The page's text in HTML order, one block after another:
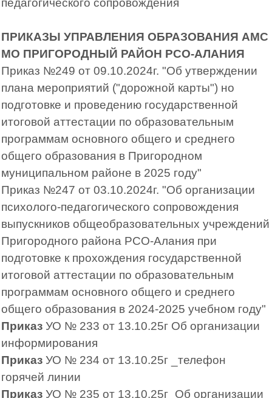
ПРИКАЗЫ УПРАВЛЕНИЯ ОБРАЗОВАНИЯ АМС
МО ПРИГОРОДНЫЙ РАЙОН РСО-АЛАНИЯ
Приказ №249 от 09.10.2024г. "Об утверждении
плана мероприятий ("дорожной карты") но
подготовке и проведению государственной
итоговой аттестации по образовательным
программам основного общего и среднего
общего образования в Пригородном
муниципальном районе в 2025 году"
Приказ №247 от 03.10.2024г. "Об организации
психолого-педагогического сопровождения
выпускников общеобразовательных учреждений
Пригородного района РСО-Алания при
подготовке к прохождения государственной
итоговой аттестации по образовательным
программам основного общего и среднего
общего образования в 2024-2025 учебном году"
Приказ УО № 233 от 13.10.25г Об организации
информирования
Приказ УО № 234 от 13.10.25г _телефон
горячей линии
Приказ УО № 235 от 13.10.25г_Об организации